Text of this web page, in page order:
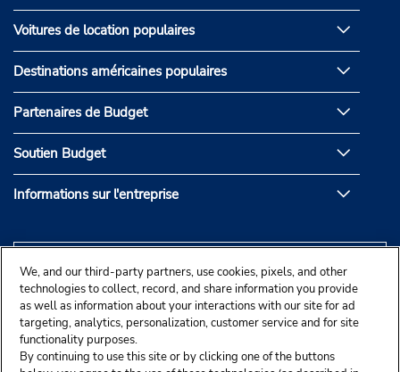
Voitures de location populaires
Destinations américaines populaires
Partenaires de Budget
Soutien Budget
Informations sur l'entreprise
We, and our third-party partners, use cookies, pixels, and other
technologies to collect, record, and share information you provide
as well as information about your interactions with our site for ad
targeting, analytics, personalization, customer service and for site
functionality purposes.
By continuing to use this site or by clicking one of the buttons